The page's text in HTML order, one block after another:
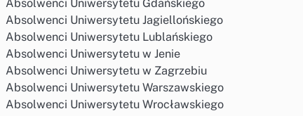
Absolwenci Uniwersytetu Gdańskiego
Absolwenci Uniwersytetu Jagiellońskiego
Absolwenci Uniwersytetu Lublańskiego
Absolwenci Uniwersytetu w Jenie
Absolwenci Uniwersytetu w Zagrzebiu
Absolwenci Uniwersytetu Warszawskiego
Absolwenci Uniwersytetu Wrocławskiego